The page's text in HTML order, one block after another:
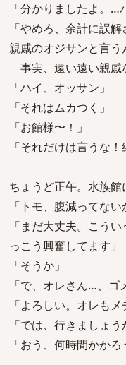
「分かりましたよ。…
「やめろ、余計に誤
親戚のオジサンと言う
事実、遠い遠い親戚
「ハイ、オッサン」
「それはムカつく」
「お館様〜！」
「それだけは言うな！
ちょうど正午。水族館
「トモ、腹減ってない
「まだ大丈夫。こう
っこう興奮してます」
「そうか」
「で、オレさん…、ゴ
「よろしい。オレも
「では、行きましょう
「おう、何時間かか